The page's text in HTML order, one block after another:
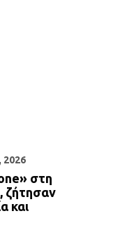
2026
στη
ζήτησαν
και